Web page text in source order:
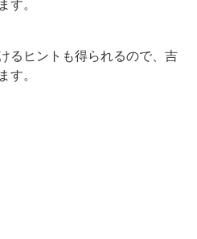
。
るヒントも得られるので、吉
。